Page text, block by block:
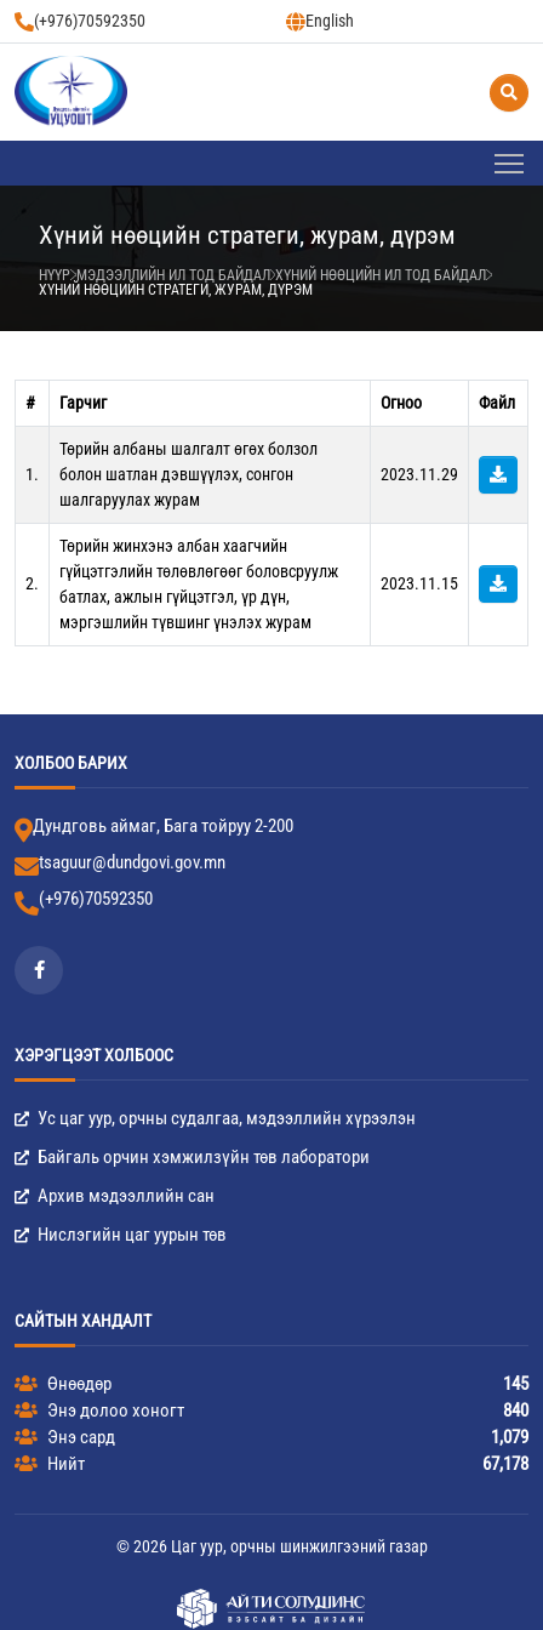
(+976)70592350 English
Хүний нөөцийн стратеги, журам, дүрэм
НҮҮР МЭДЭЭЛЛИЙН ИЛ ТОД БАЙДАЛ ХҮНИЙ НӨӨЦИЙН ИЛ ТОД БАЙДАЛ
ХҮНИЙ НӨӨЦИЙН СТРАТЕГИ, ЖУРАМ, ДҮРЭМ
# Гарчиг Огноо Файл
1.
Төрийн албаны шалгалт өгөх болзол
болон шатлан дэвшүүлэх, сонгон
шалгаруулах журам
2023.11.29
2.
Төрийн жинхэнэ албан хаагчийн
гүйцэтгэлийн төлөвлөгөөг боловсруулж
батлах, ажлын гүйцэтгэл, үр дүн,
мэргэшлийн түвшинг үнэлэх журам
2023.11.15
ХОЛБОО БАРИХ
Дундговь аймаг, Бага тойруу 2-200
tsaguur@dundgovi.gov.mn
(+976)70592350
ХЭРЭГЦЭЭТ ХОЛБООС
Ус цаг уур, орчны судалгаа, мэдээллийн хүрээлэн
Байгаль орчин хэмжилзүйн төв лаборатори
Архив мэдээллийн сан
Нислэгийн цаг уурын төв
САЙТЫН ХАНДАЛТ
Өнөөдөр
145
Энэ долоо хоногт
840
Энэ сард
1,079
Нийт
67,178
© 2026 Цаг уур, орчны шинжилгээний газар